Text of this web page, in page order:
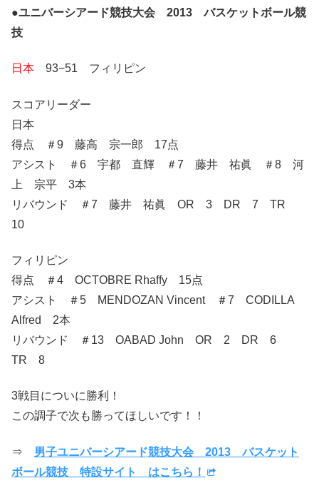
●ユニバーシアード競技大会 2013 バスケットボール競
技
日本 93−51 フィリピン
スコアリーダー
日本
得点 ＃9 藤高 宗一郎 17点
アシスト ＃6 宇都 直輝 ＃7 藤井 祐眞 ＃8 河
上 宗平 3本
リバウンド ＃7 藤井 祐眞 OR 3 DR 7 TR
10
フィリピン
得点 ＃4 OCTOBRE Rhaffy 15点
アシスト ＃5 MENDOZAN Vincent ＃7 CODILLA
Alfred 2本
リバウンド ＃13 OABAD John OR 2 DR 6
TR 8
3戦目についに勝利！
この調子で次も勝ってほしいです！！
⇒ 男子ユニバーシアード競技大会 2013 バスケット
ボール競技 特設サイト はこちら！